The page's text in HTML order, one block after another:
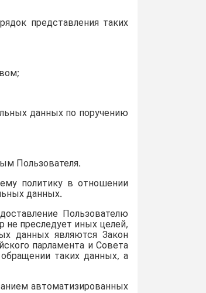
представления таких
данных по поручению
Пользователя.
политику в отношении
данных.
Пользователю
не преследует иных целей,
данных являются Закон
парламента и Совета
таких данных, а
автоматизированных